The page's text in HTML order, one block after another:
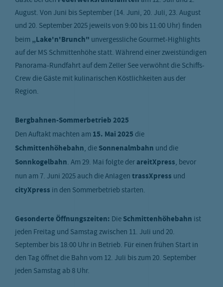
August. Von Juni bis September (14. Juni, 20. Juli, 23. August
und 20. September 2025 jeweils von 9:00 bis 11:00 Uhr) finden
beim „Lake'n'Brunch" unvergessliche Gourmet-Highlights
auf der MS Schmittenhöhe statt. Während einer zweistündigen
Panorama-Rundfahrt auf dem Zeller See verwöhnt die Schiffs-
Crew die Gäste mit kulinarischen Köstlichkeiten aus der
Region.
Bergbahnen-Sommerbetrieb 2025
Den Auftakt machten am 15. Mai 2025 die
Schmittenhöhebahn, die Sonnenalmbahn und die
Sonnkogelbahn. Am 29. Mai folgte der areitXpress, bevor
nun am 7. Juni 2025 auch die Anlagen trassXpress und
cityXpress in den Sommerbetrieb starten.
Gesonderte Öffnungszeiten: Die Schmittenhöhebahn ist
jeden Freitag und Samstag zwischen 11. Juli und 20.
September bis 18:00 Uhr in Betrieb. Für einen frühen Start in
den Tag öffnet die Bahn vom 12. Juli bis zum 20. September
jeden Samstag ab 8 Uhr.